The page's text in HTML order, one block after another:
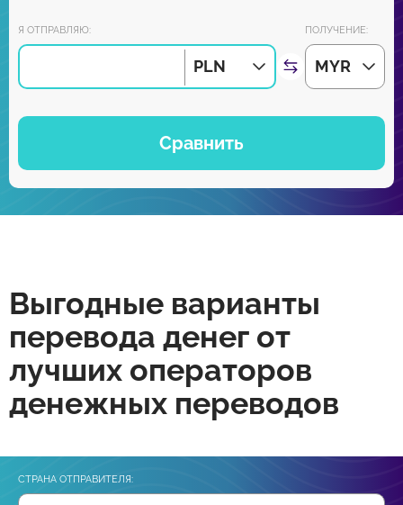
Я ОТПРАВЛЯЮ:
PLN
ПОЛУЧЕНИЕ:
MYR
Сравнить
Выгодные варианты
перевода денег от
лучших операторов
денежных переводов
СТРАНА ОТПРАВИТЕЛЯ: